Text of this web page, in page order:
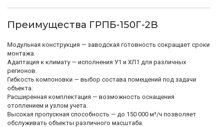
Преимущества ГРПБ-150Г-2В
Модульная конструкция — заводская готовность сокращает сроки
монтажа.
Адаптация к климату — исполнения У1 и ХЛ1 для различных
регионов.
Гибкость компоновки — выбор состава помещений под задачи
объекта.
Расширенная комплектация — возможность оснащения
отоплением и узлом учета.
Высокая пропускная способность — до 150 000 м³/ч позволяет
обслуживать объекты различного масштаба.